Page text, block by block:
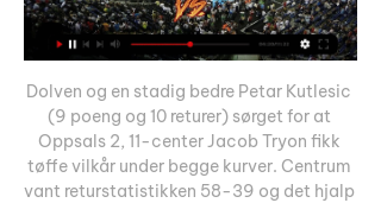
Dolven og en stadig bedre Petar Kutlesic
(9 poeng og 10 returer) sørget for at
Oppsals 2, 11-center Jacob Tryon fikk
tøffe vilkår under begge kurver. Centrum
vant returstatistikken 58-39 og det hjalp